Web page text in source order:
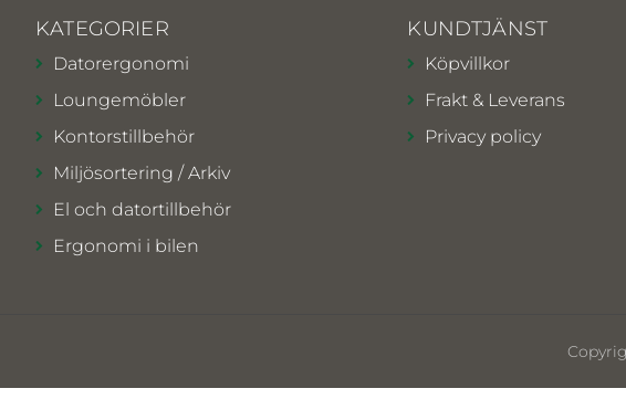
KATEGORIER
Datorergonomi
Loungemöbler
Kontorstillbehör
Miljösortering / Arkiv
El och datortillbehör
Ergonomi i bilen
KUNDTJÄNST
Köpvillkor
Frakt & Leverans
Privacy policy